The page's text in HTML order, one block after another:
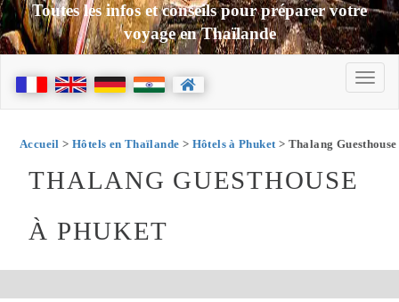
Toutes les infos et conseils pour préparer votre
voyage en Thaïlande
Accueil > Hôtels en Thaïlande > Hôtels à Phuket> Thalang Guesthouse
THALANG GUESTHOUSE
À PHUKET